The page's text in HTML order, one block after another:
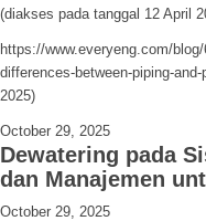
(diakses pada tanggal 12 April
https://www.everyeng.com/
differences-between-piping-
2025)
October 29, 2025
Dewatering pada
dan Manajemen
October 29, 2025